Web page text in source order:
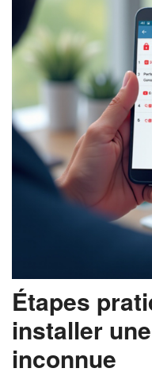
Étapes
installer
inconnue